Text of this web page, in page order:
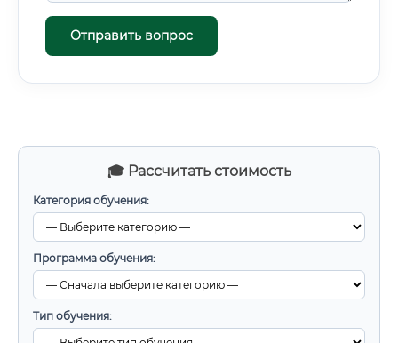
🎓 Рассчитать стоимость
Категория обучения:
Программа обучения:
Тип обучения:
Отправить вопрос